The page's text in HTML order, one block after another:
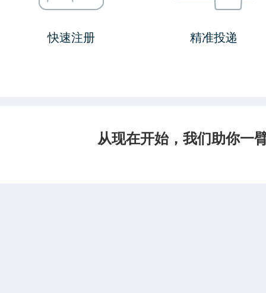
快速注册 精准投递
从现在开始，我们助你一